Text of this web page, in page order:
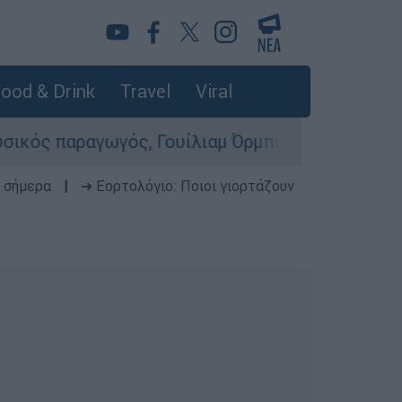
& Drink Travel Viral
Γουίλιαμ Όρμπιτ - Η καθοριστική
➔ Εορτολόγιο: Ποιοι γιορτάζουν